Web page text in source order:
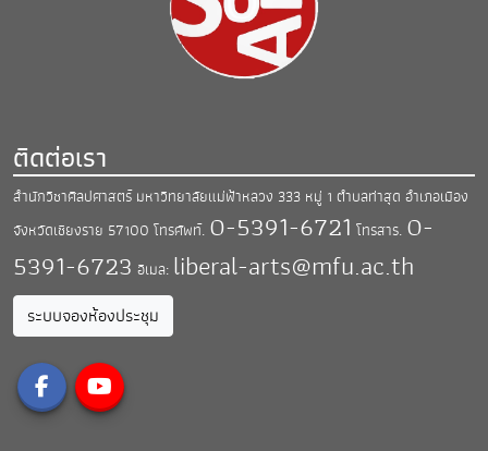
ติดต่อเรา
สำนักวิชาศิลปศาสตร์ มหาวิทยาลัยแม่ฟ้าหลวง 333 หมู่ 1 ตำบลท่าสุด อำเภอเมือง
จังหวัดเชียงราย 57100 โทรศัพท์. 0-5391-6721 โทรสาร. 0-
5391-6723 อีเมล: liberal-arts@mfu.ac.th
ระบบจองห้องประชุม